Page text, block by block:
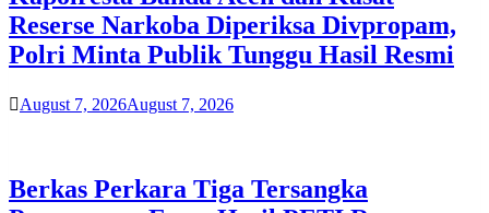
Reserse Narkoba Diperiksa Divpropam,
Polri Minta Publik Tunggu Hasil Resmi
August 7, 2026August 7, 2026
Berkas Perkara Tiga Tersangka